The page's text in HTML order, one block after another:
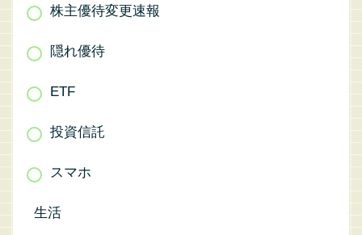
株主優待変更速報
隠れ優待
ETF
投資信託
スマホ
生活